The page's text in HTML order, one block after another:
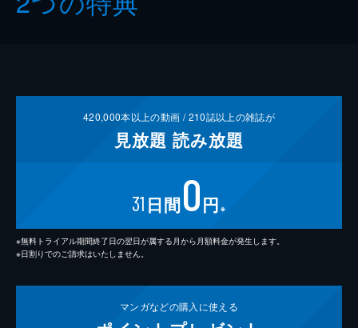
420,000本以上の動画 /210誌以上の雑誌が
見放題 読み放題
31 日間0円 ※
※無料トライアル期間終了日の翌日が属する月から月額料金が発生します。
※日割りでのご請求はいたしません。
マンガなどの購入に使える